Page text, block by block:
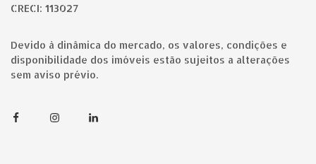
CRECI: 113027
Devido à dinâmica do mercado, os valores, condições e
disponibilidade dos imóveis estão sujeitos a alterações
sem aviso prévio.
FacebookInstagramLinkedin